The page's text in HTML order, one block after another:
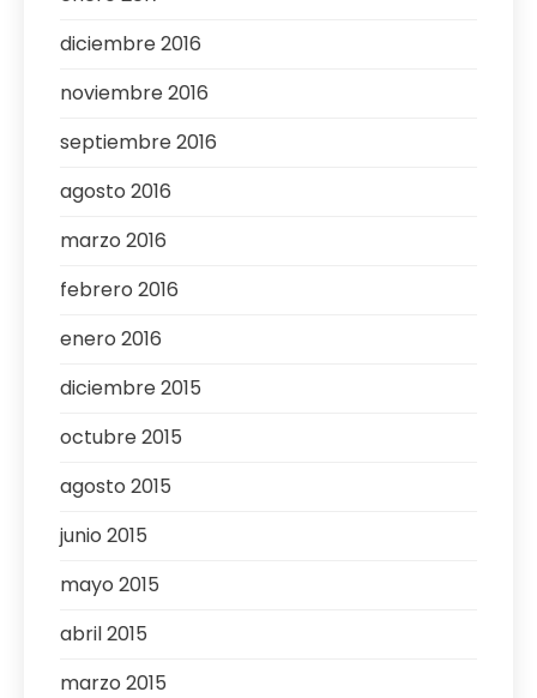
diciembre 2016
noviembre 2016
septiembre 2016
agosto 2016
marzo 2016
febrero 2016
enero 2016
diciembre 2015
octubre 2015
agosto 2015
junio 2015
mayo 2015
abril 2015
marzo 2015